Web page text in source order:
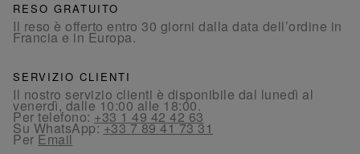
RESO GRATUITO
Il reso è offerto entro 30 giorni dalla data dell’ordine in
Francia e in Europa.
SERVIZIO CLIENTI
Il nostro servizio clienti è disponibile dal lunedì al
venerdì, dalle 10:00 alle 18:00.
Per telefono:+33 1 49 42 42 63
Su WhatsApp:+33 7 89 41 73 31
PerEmail